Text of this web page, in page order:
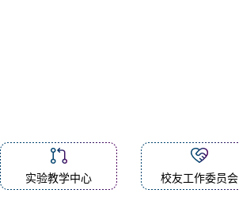
实验教学中心 校友工作委员会